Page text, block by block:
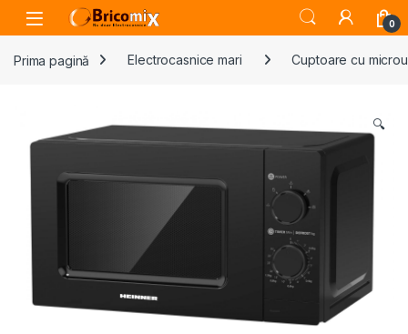
Skip to navigation
Skip to content
Open 0
Prima pagină Electrocasnice mari Cuptoare cu
🔍